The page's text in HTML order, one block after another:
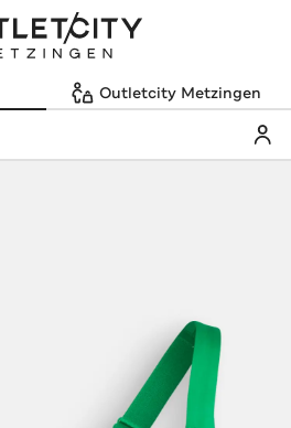
Outletcity Metzingen